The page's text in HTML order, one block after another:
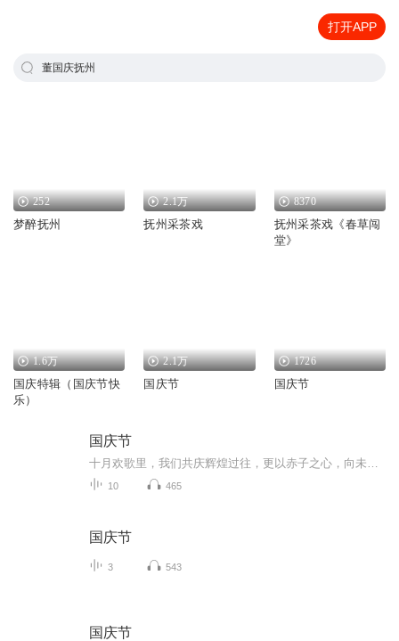
打开APP
董国庆抚州
252
梦醉抚州
2.1万
抚州采茶戏
8370
抚州采茶戏《春草闯
堂》
1.6万
国庆特辑（国庆节快
乐）
2.1万
国庆节
1726
国庆节
国庆节
10 465
国庆节
3 543
国庆节